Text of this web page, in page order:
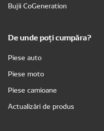
Bujii CoGeneration
De unde poți cumpăra?
Piese auto
Piese moto
Piese camioane
Actualizări de produs